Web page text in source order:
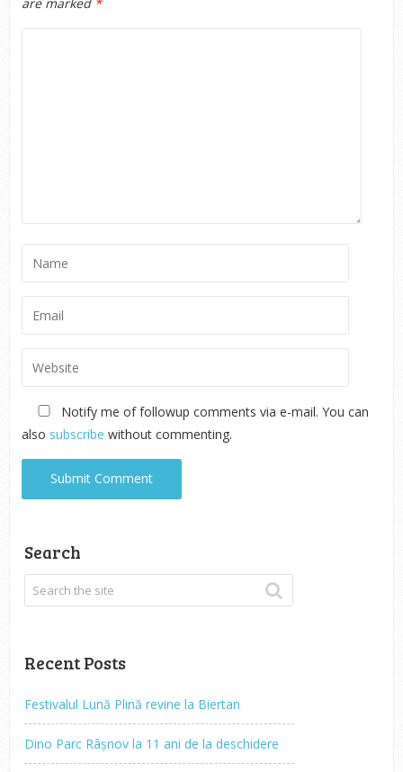
Notify me of followup comments via e-mail. You can
also subscribe without commenting.
Search
Recent Posts
Festivalul Lună Plină revine la Biertan
Dino Parc Râșnov la 11 ani de la deschidere